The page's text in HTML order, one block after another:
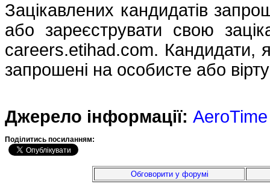
Зацікавлених кандидатів
або зареєструвати свою
careers.etihad.com. Кандидати,
запрошені на особисте або
Джерело інформації: AeroTime
Подiлитись посиланням:
Обговорити у форумі